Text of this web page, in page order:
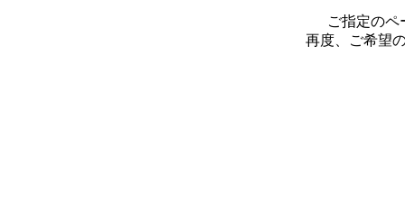
ご指定のペ
再度、ご希望